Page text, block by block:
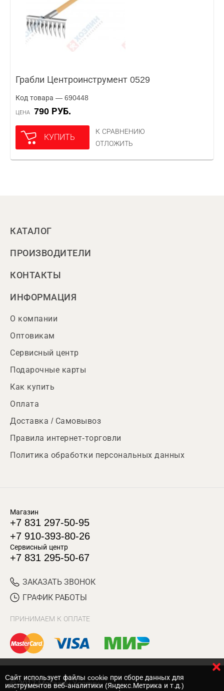
Грабли Центроинструмент 0529
Код товара — 690448
ЦЕНА 790 РУБ.
КУПИТЬ
К СРАВНЕНИЮ
ОТЛОЖИТЬ
КАТАЛОГ
ПРОИЗВОДИТЕЛИ
КОНТАКТЫ
ИНФОРМАЦИЯ
О компании
Оптовикам
Сервисный центр
Подарочные карты
Как купить
Оплата
Доставка / Самовывоз
Правила интернет-торговли
Политика обработки персональных данных
Магазин
+7 831 297-50-95
+7 910-393-80-26
Сервисный центр
+7 831 295-50-67
ЗАКАЗАТЬ ЗВОНОК
ГРАФИК РАБОТЫ
ПРИНИМАЕМ К ОПЛАТЕ
© 2017 Магазин Хозяин
Cайт использует файлы cookie при сборе данных для
инструментов веб-аналитики (Яндекс.Метрика и т.д.)